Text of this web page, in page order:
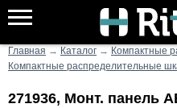
Главная → Каталог → Компактные
Компактные распределительные
271936, Монт. панель